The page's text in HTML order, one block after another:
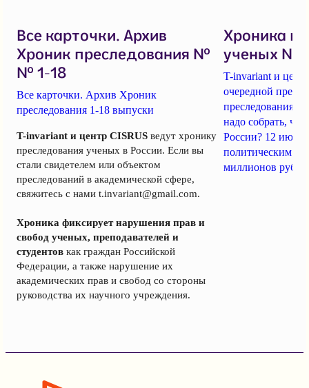
Все карточки. Архив
Хроник преследования №
№ 1-18
Все карточки. Архив Хроник
преследования 1-18 выпуски
T-invariant и центр CISRUS ведут хронику
преследования ученых в России. Если вы
стали свидетелем или объектом
преследований в академической сфере,
свяжитесь с нами t.invariant@gmail.com.
Хроника фиксирует нарушения прав и
свобод ученых, преподавателей и
студентов как граждан Российской
Федерации, а также нарушение их
академических прав и свобод со стороны
руководства их научного учреждения.
Хроника
ученых №
T-invariant и
очередной
преследования
надо собрать,
России? 12
политическим
миллионов